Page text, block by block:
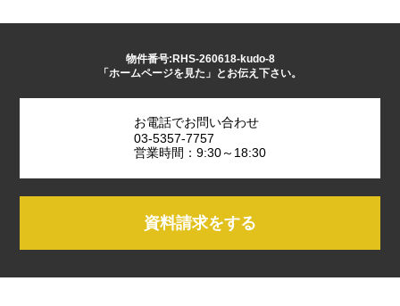
物件番号:RHS-260618-kudo-8
「ホームページを見た」とお伝え下さい。
お電話でお問い合わせ
03-5357-7757
営業時間：9:30～18:30
資料請求をする